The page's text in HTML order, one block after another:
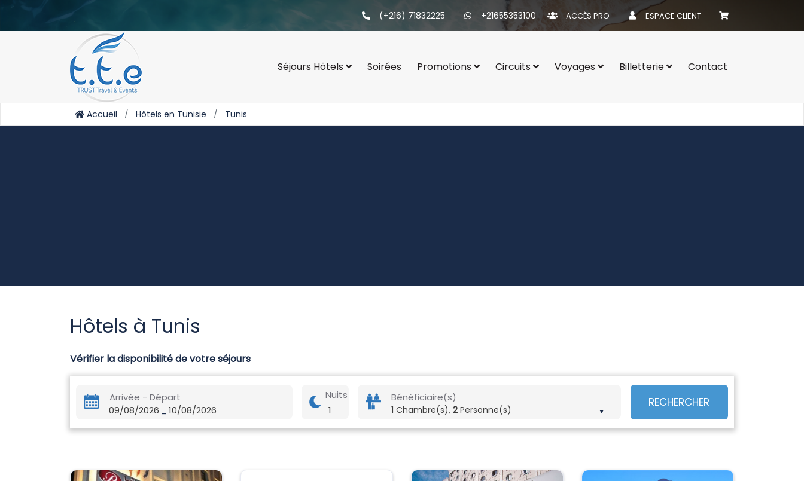
(+216) 71832225 +21655353100 ACCÈS PRO ESPACE CLIENT
Séjours Hôtels Soirées Promotions Circuits Voyages Billetterie Contact
Accueil Hôtels en Tunisie Tunis
Hôtels à Tunis
Vérifier la disponibilité de votre séjours
Arrivée - Départ
09/08/2026 - 10/08/2026
Nuits
1
Bénéficiaire(s)
1 Chambre(s), 2Personne(s)
RECHERCHER